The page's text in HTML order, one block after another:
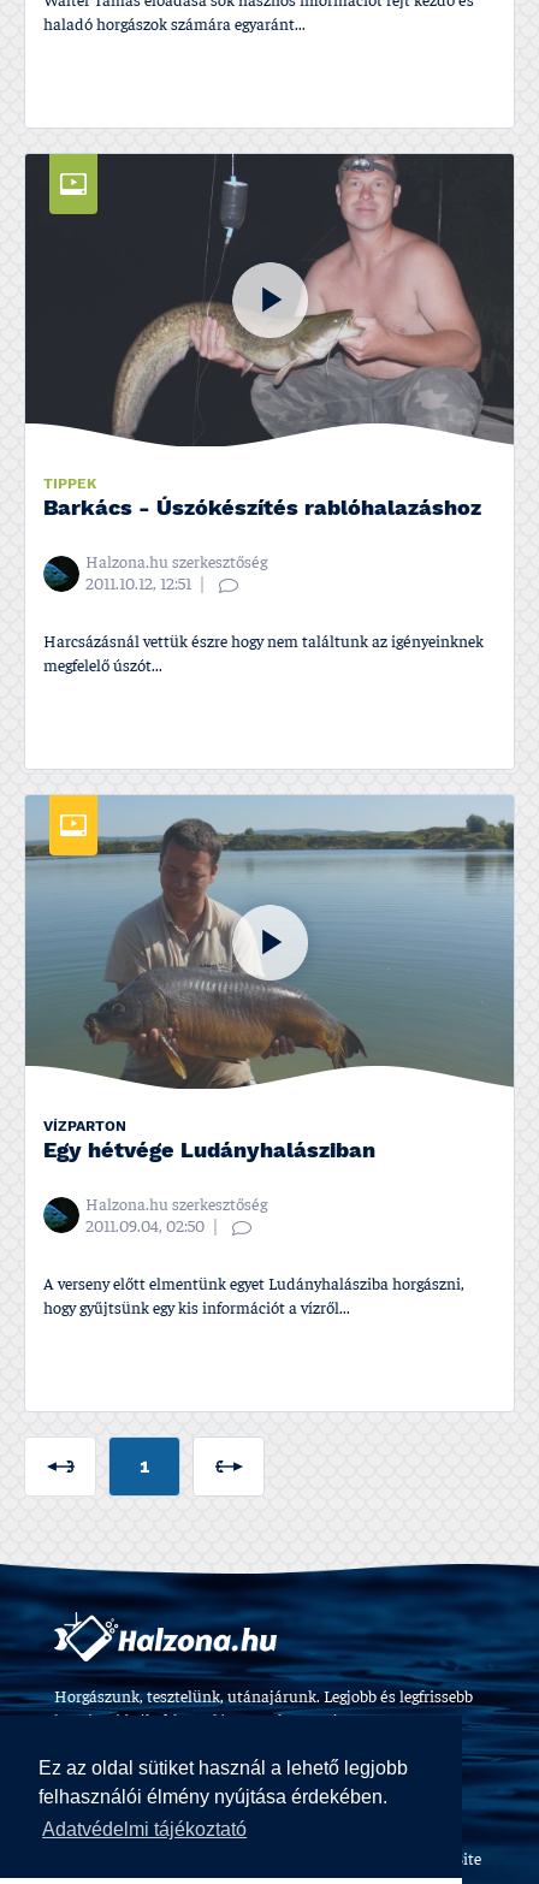
Ez az oldal sütiket használ a lehető legjobb
felhasználói élmény nyújtása érdekében.
Adatvédelmi tájékoztató
haladó horgászok számára egyaránt...
TIPPEK
Barkács - Úszókészí­tés rablóhalazáshoz
Halzona.hu szerkesztőség
2011.10.12, 12:51
Harcsázásnál vettük észre hogy nem találtunk az igényeinknek
megfelelő úszót...
VÍZPARTON
Egy hétvége Ludányhalásziban
Halzona.hu szerkesztőség
2011.09.04, 02:50
A verseny előtt elmentünk egyet Ludányhalásziba horgászni,
hogy gyűjtsünk egy kis információt a ví­zről...
1
Horgászunk, tesztelünk, utánajárunk. Legjobb és legfrissebb
Web design and Site